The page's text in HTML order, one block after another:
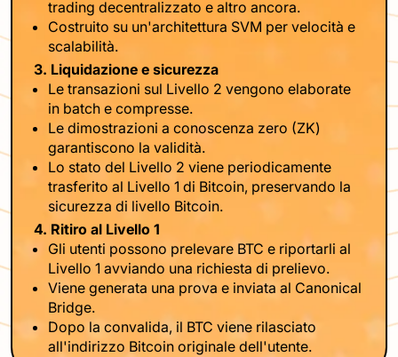
trading decentralizzato e altro ancora.
Costruito su un'architettura SVM per velocità e
scalabilità.
3. Liquidazione e sicurezza
Le transazioni sul Livello 2 vengono elaborate
in batch e compresse.
Le dimostrazioni a conoscenza zero (ZK)
garantiscono la validità.
Lo stato del Livello 2 viene periodicamente
trasferito al Livello 1 di Bitcoin, preservando la
sicurezza di livello Bitcoin.
4. Ritiro al Livello 1
Gli utenti possono prelevare BTC e riportarli al
Livello 1 avviando una richiesta di prelievo.
Viene generata una prova e inviata al Canonical
Bridge.
Dopo la convalida, il BTC viene rilasciato
all'indirizzo Bitcoin originale dell'utente.